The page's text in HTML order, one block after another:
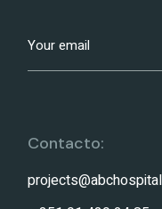
Contacto: